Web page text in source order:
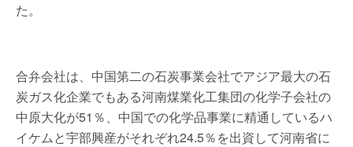
た。
合弁会社は、中国第二の石炭事業会社でアジア最大の石
炭ガス化企業でもある河南煤業化工集団の化学子会社の
中原大化が51％、中国での化学品事業に精通しているハ
イケムと宇部興産がそれぞれ24.5％を出資して河南省に